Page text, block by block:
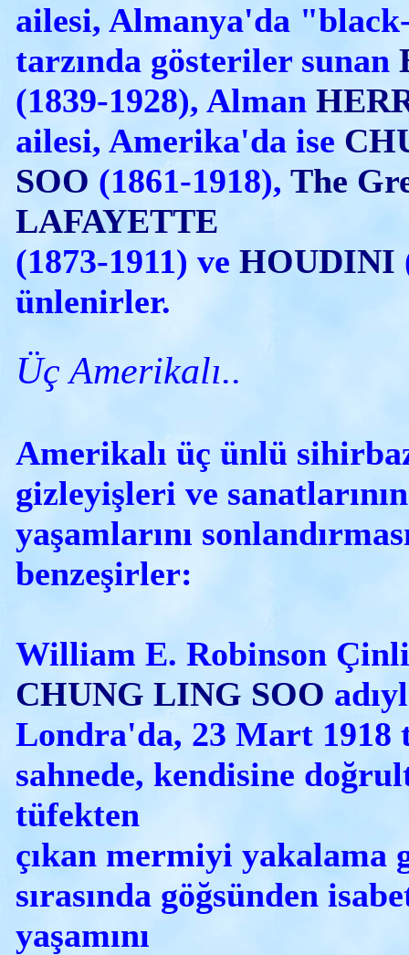
ailesi, Almanya'da
tarzında gösteriler sunan
(1839-1928), Alman
ailesi, Amerika'da ise
SOO (1861-1918), The
LAFAYETTE
(1873-1911) ve HOUDINI
ünlenirler.
Üç Amerikalı..
Amerikalı üç ünlü
gizleyişleri ve sanatlarının
yaşamlarını
benzeşirler:
William E. Robinson Çinli
CHUNG LING SOO
Londra'da, 23 Mart 1918
sahnede, kendisine
tüfekten
çıkan mermiyi yakalama
sırasında göğsünden
yaşamını